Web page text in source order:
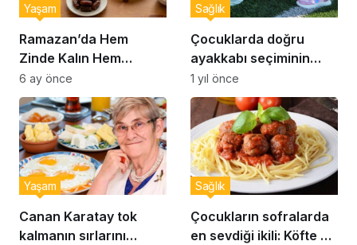
Ramazan’da Hem
Zinde Kalın Hem
Susamayın: İftar ve
Sahur İçin Altın Kurallar
Yaşam
6 ay önce
Çocuklarda doğru
ayakkabı seçiminin
önemi… Uzmanlar
uyardı: Doğru ayakkabı
seçimi nasıl yapılır?
Sağlık
1 yıl önce
Canan Karatay tok
kalmanın sırlarını
Yaşam
Çocukların sofralarda
en sevdiği ikili: Köfte ve
Sağlık